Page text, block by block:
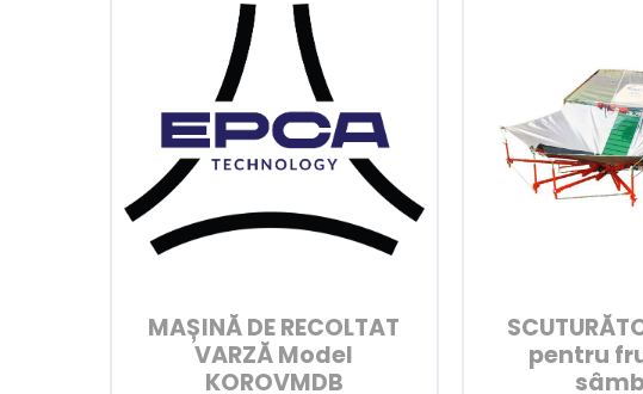
MAȘINĂ DE RECOLTAT
VARZĂ Model
KOROVMDB
pentru